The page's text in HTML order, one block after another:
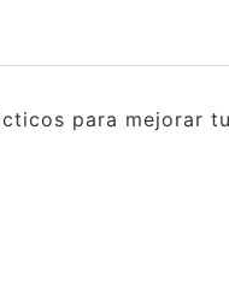
para mejorar